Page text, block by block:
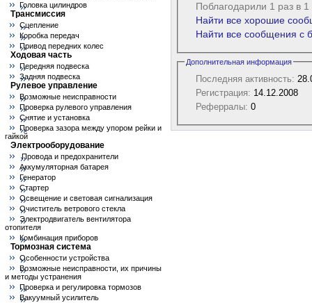
Головка цилиндров
Трансмиссия
Сцепление
Коробка передач
Привод передних колес
Ходовая часть
Передняя подвеска
Задняя подвеска
Рулевое управление
Возможные неисправности
Проверка рулевого управления
Снятие и установка
Проверка зазора между упором рейки и
гайкой
Электрооборудование
Провода и предохранители
Аккумуляторная батарея
Генератор
Стартер
Освещение и световая сигнализация
Очиститель ветрового стекла
Электродвигатель вентилятора
отопителя
Комбинация приборов
Тормозная система
Особенности устройства
Возможные неисправности, их причины
и методы устранения
Проверка и регулировка тормозов
Вакуумный усилитель
Поблагодарили 1 раз в
Найти все хорошие
Найти все сообщения с
Дополнительная информация
Последняя активность:
Регистрация: 14.12.2008
Реферралы: 0